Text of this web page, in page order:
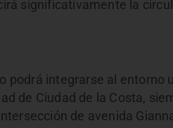
significativamente la
podrá integrarse al entorno
de Ciudad de la Costa,
de avenida